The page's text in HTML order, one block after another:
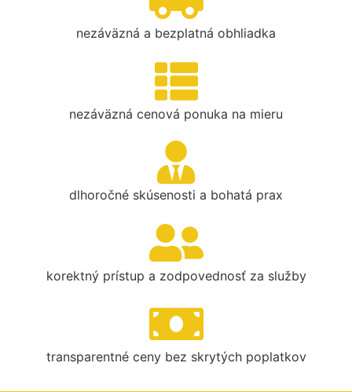
nezáväzná a bezplatná obhliadka
nezáväzná cenová ponuka na mieru
dlhoročné skúsenosti a bohatá prax
korektný prístup a zodpovednosť za služby
transparentné ceny bez skrytých poplatkov